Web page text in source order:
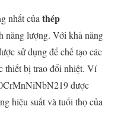
nhất của thép
năng lượng. Với khả năng
sử dụng để chế tạo các
thiết bị trao đổi nhiệt. Ví
được
hiệu suất và tuổi thọ của